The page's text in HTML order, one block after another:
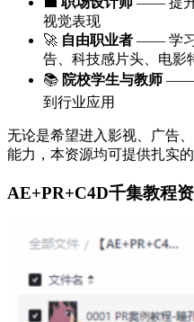
视觉表现
🚀 自由职业者 —— 学习
告、科技感片头、电影
📚 院校学生与教师 ——
到行业应用
无论是希望进入影视、广告
能力，本资源均可提供扎实
AE+PR+C4D千集教程